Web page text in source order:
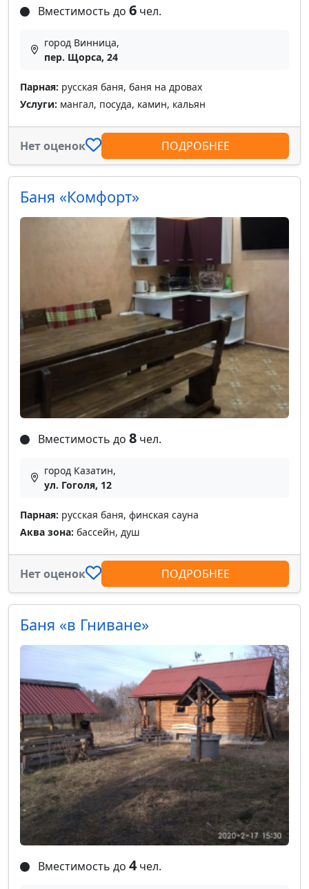
Вместимость до 6 чел.
город Винница,
пер. Щорса, 24
Парная: русская баня, баня на дровах
Услуги: мангал, посуда, камин, кальян
Нет оценок ПОДРОБНЕЕ
Баня «Комфорт»
Вместимость до 8 чел.
город Казатин,
ул. Гоголя, 12
Парная: русская баня, финская сауна
Аква зона: бассейн, душ
Нет оценок ПОДРОБНЕЕ
Баня «в Гниване»
Вместимость до 4 чел.